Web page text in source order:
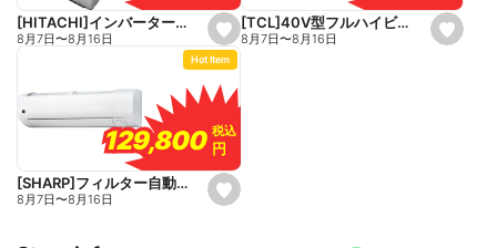
e
e
s
e
t
a
v
o
r
i
e
[HITACHI]インバーター全自動洗濯機
8月7日〜8月16日
s
e
[TCL]40V型フルハイビジョン液晶テレビ
8月7日〜8月16日
s
e
Hot Item
129,800
129,800 税込
税込
円
円
[SHARP]フィルター自動お掃除エアコン
8月7日〜8月16日